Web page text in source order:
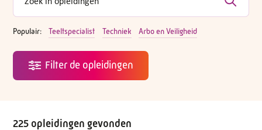
Populair: Teeltspecialist Techniek Arbo en Veiligheid
225 opleidingen gevonden